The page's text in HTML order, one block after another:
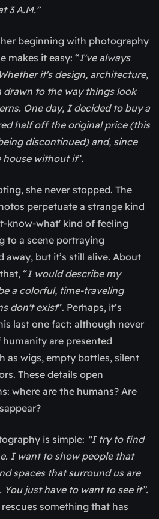
3 A.M."
beginning with photography
makes it easy: “I've always
it's design, architecture,
to the way things look
One day, I decided to buy a
half off the original price (this
discontinued) and, since
house without it”.
she never stopped. The
perpetuate a strange kind
know-what' kind of feeling
to a scene portraying
away, but it’s still alive. About
“I would describe my
a colorful, time-traveling
don't exist”. Perhaps, it’s
last one fact: although never
are presented
as wigs, empty bottles, silent
These details open
where are the humans? Are
is simple: “I try to find
I want to show people that
spaces that surround us are
just have to want to see it”.
something that has